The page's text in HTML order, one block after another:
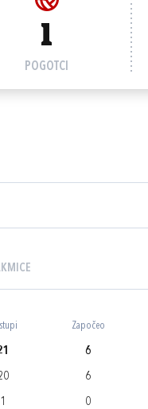
1
POGOTCI
Započeo
6
6
1 0